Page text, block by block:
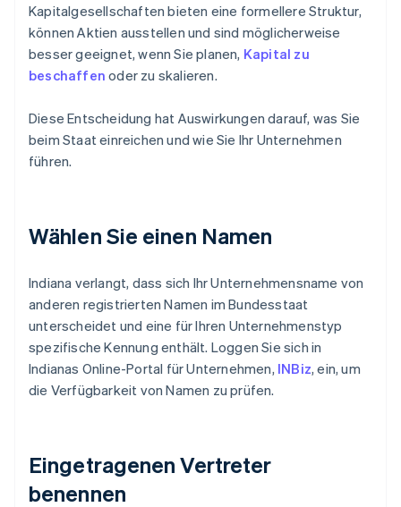
Kapitalgesellschaften bieten eine formellere Struktur,
können Aktien ausstellen und sind möglicherweise
besser geeignet, wenn Sie planen, Kapital zu
beschaffen oder zu skalieren.
Diese Entscheidung hat Auswirkungen darauf, was Sie
beim Staat einreichen und wie Sie Ihr Unternehmen
führen.
Wählen Sie einen Namen
Indiana verlangt, dass sich Ihr Unternehmensname von
anderen registrierten Namen im Bundesstaat
unterscheidet und eine für Ihren Unternehmenstyp
spezifische Kennung enthält. Loggen Sie sich in
Indianas Online-Portal für Unternehmen, INBiz, ein, um
die Verfügbarkeit von Namen zu prüfen.
Eingetragenen Vertreter
benennen